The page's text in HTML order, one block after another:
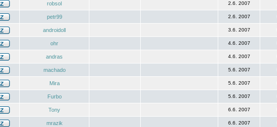
robsol 2.6. 2007
petr99 2.6. 2007
androidoll 3.6. 2007
ohr 4.6. 2007
andras 4.6. 2007
machado 5.6. 2007
Mira 5.6. 2007
Furbo 5.6. 2007
Tony 6.6. 2007
mrazik 6.6. 2007